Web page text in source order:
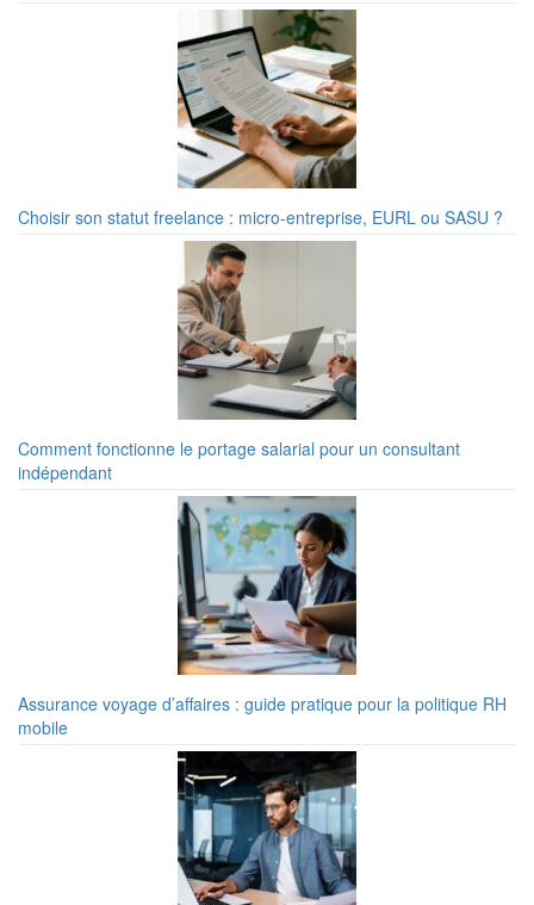
Choisir son statut freelance : micro-entreprise, EURL ou SASU ?
Comment fonctionne le portage salarial pour un consultant
indépendant
Assurance voyage d’affaires : guide pratique pour la politique RH
mobile